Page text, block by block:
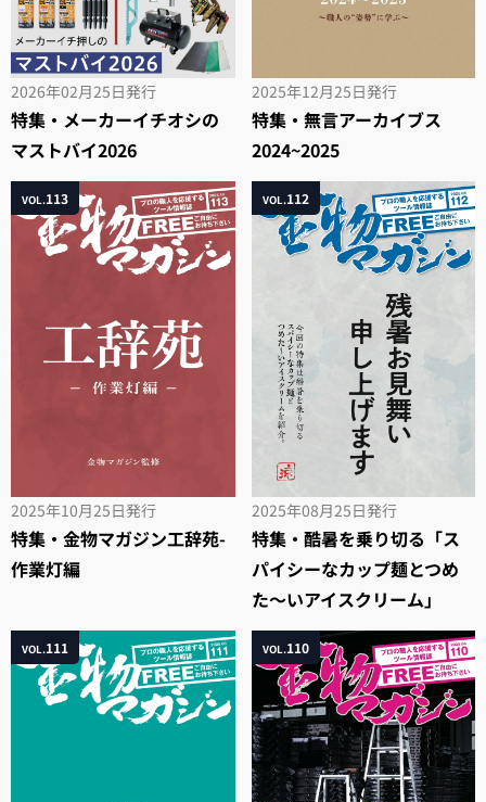
2026年02月25日発行
特集・メーカーイチオシの
マストバイ2026
2025年12月25日発行
特集・無言アーカイブス
2024~2025
VOL.113
2025年10月25日発行
特集・金物マガジン工辞苑-
作業灯編
VOL.112
2025年08月25日発行
特集・酷暑を乗り切る「ス
パイシーなカップ麺とつめ
た～いアイスクリーム」
VOL.111 VOL.110